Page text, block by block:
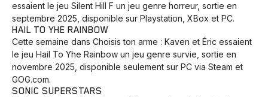
Animaux Avenir Bingo Communauté Culture
Développement Histoires Pêche Santé Sport
Voyage Yoga
essaient le jeu Silent Hill F un jeu genre horreur, sortie en
septembre 2025, disponible sur Playstation, XBox et PC.
HAIL TO YHE RAINBOW
Cette semaine dans Choisis ton arme : Kaven et Éric essaient
le jeu Hail To Yhe Rainbow un jeu genre survie, sortie en
novembre 2025, disponible seulement sur PC via Steam et
GOG.com.
SONIC SUPERSTARS